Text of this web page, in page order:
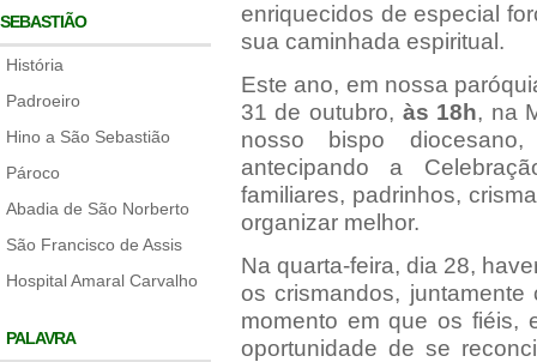
SEBASTIÃO
História
Padroeiro
Hino a São Sebastião
Pároco
Abadia de São Norberto
São Francisco de Assis
Hospital Amaral Carvalho
PALAVRA
enriquecidos de especial
sua caminhada espiritual.
Este ano, em nossa
31 de outubro, às 18h, na
nosso bispo
antecipando a
familiares, padrinhos,
organizar melhor.
Na quarta-feira, dia 28,
os crismandos,
momento em que os fiéis,
oportunidade de se